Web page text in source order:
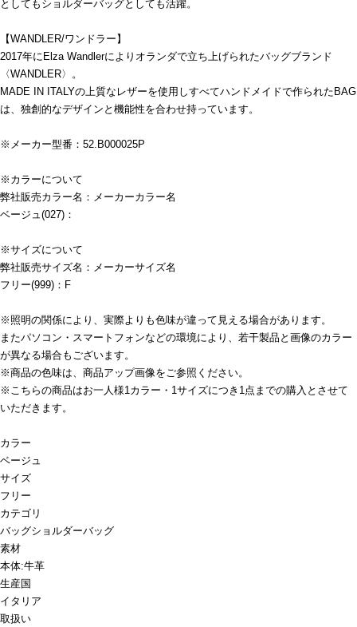
としてもショルダーバッグとしても活躍。
【WANDLER/ワンドラー】
2017年にElza Wandlerによりオランダで立ち上げられたバッグブランド
〈WANDLER〉。
MADE IN ITALYの上質なレザーを使用しすべてハンドメイドで作られたBAG
は、独創的なデザインと機能性を合わせ持っています。
※メーカー型番：52.B000025P
※カラーについて
弊社販売カラー名：メーカーカラー名
ベージュ(027)：
※サイズについて
弊社販売サイズ名：メーカーサイズ名
フリー(999)：F
※照明の関係により、実際よりも色味が違って見える場合があります。
またパソコン・スマートフォンなどの環境により、若干製品と画像のカラー
が異なる場合もございます。
※商品の色味は、商品アップ画像をご参照ください。
※こちらの商品はお一人様1カラー・1サイズにつき1点までの購入とさせて
いただきます。
カラー
ベージュ
サイズ
フリー
カテゴリ
バッグショルダーバッグ
素材
本体:牛革
生産国
イタリア
取扱い